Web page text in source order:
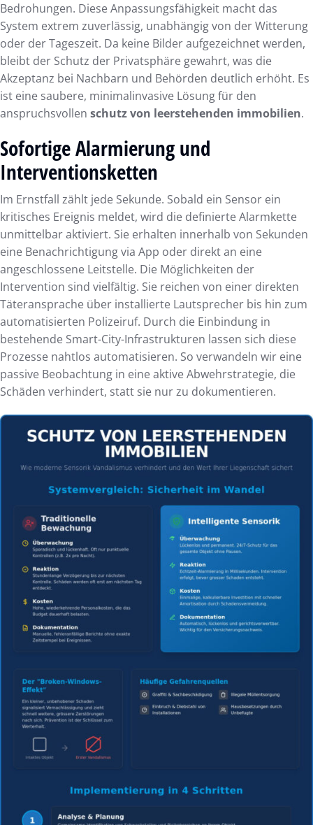
Bedrohungen. Diese Anpassungsfähigkeit macht das
System extrem zuverlässig, unabhängig von der Witterung
oder der Tageszeit. Da keine Bilder aufgezeichnet werden,
bleibt der Schutz der Privatsphäre gewahrt, was die
Akzeptanz bei Nachbarn und Behörden deutlich erhöht. Es
ist eine saubere, minimalinvasive Lösung für den
anspruchsvollen schutz von leerstehenden immobilien.
Sofortige Alarmierung und
Interventionsketten
Im Ernstfall zählt jede Sekunde. Sobald ein Sensor ein
kritisches Ereignis meldet, wird die definierte Alarmkette
unmittelbar aktiviert. Sie erhalten innerhalb von Sekunden
eine Benachrichtigung via App oder direkt an eine
angeschlossene Leitstelle. Die Möglichkeiten der
Intervention sind vielfältig. Sie reichen von einer direkten
Täteransprache über installierte Lautsprecher bis hin zum
automatisierten Polizeiruf. Durch die Einbindung in
bestehende Smart-City-Infrastrukturen lassen sich diese
Prozesse nahtlos automatisieren. So verwandeln wir eine
passive Beobachtung in eine aktive Abwehrstrategie, die
Schäden verhindert, statt sie nur zu dokumentieren.